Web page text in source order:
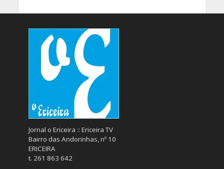
Jornal o Ericeira :: Ericeira TV
Bairro das Andorinhas, nº 10
ERICEIRA
t. 261 863 642